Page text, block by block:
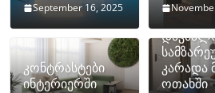
September 16, 2025
კონტრასტები
ინტერიერში
როგორ
კარადა
ოთახში